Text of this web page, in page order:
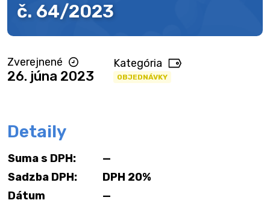
č. 64/2023
Zverejnené
26. júna 2023
Kategória
OBJEDNÁVKY
Detaily
Suma s DPH:
—
Sadzba DPH:
DPH 20%
Dátum
—